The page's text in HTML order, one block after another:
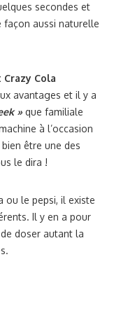
secondes et
façon aussi naturelle
Crazy Cola
avantages et il y a
» que familiale
à l’occasion
être une des
le dira !
ou le pepsi, il existe
Il y en a pour
doser autant la